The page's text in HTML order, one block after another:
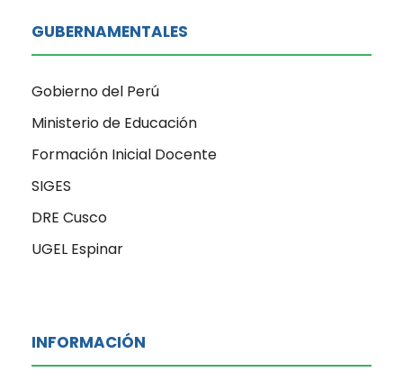
GUBERNAMENTALES
Gobierno del Perú
Ministerio de Educación
Formación Inicial Docente
SIGES
DRE Cusco
UGEL Espinar
INFORMACIÓN